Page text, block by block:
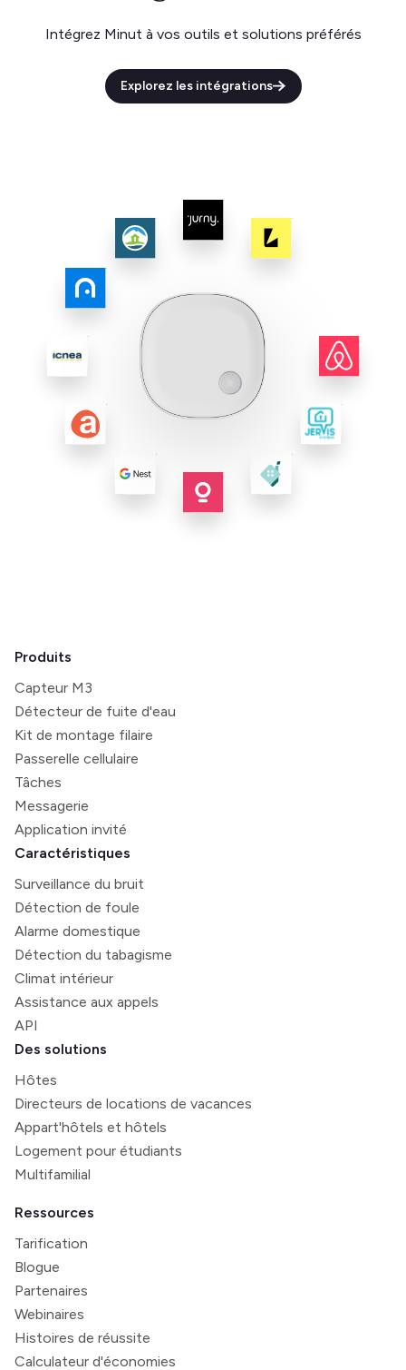
Intégrez Minut à vos outils et solutions préférés
Explorez les intégrations
Produits
Capteur M3
Détecteur de fuite d'eau
Kit de montage filaire
Passerelle cellulaire
Tâches
Messagerie
Application invité
Caractéristiques
Surveillance du bruit
Détection de foule
Alarme domestique
Détection du tabagisme
Climat intérieur
Assistance aux appels
API
Des solutions
Hôtes
Directeurs de locations de vacances
Appart'hôtels et hôtels
Logement pour étudiants
Multifamilial
Ressources
Tarification
Blogue
Partenaires
Webinaires
Histoires de réussite
Calculateur d'économies